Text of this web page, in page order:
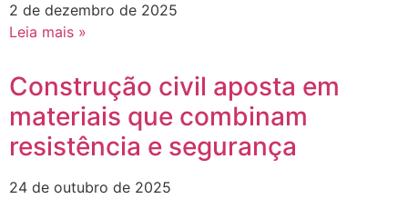
2 de dezembro de 2025
Leia mais »
Construção civil aposta em
materiais que combinam
resistência e segurança
24 de outubro de 2025